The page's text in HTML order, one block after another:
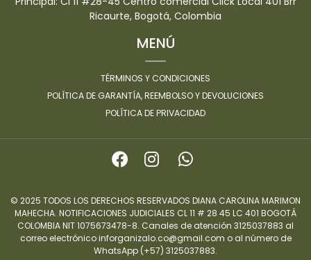
Ricaurte, Bogotá, Colombia
MENÚ
TÉRMINOS Y CONDICIONES
POLÍTICA DE GARANTÍA, REEMBOLSO Y DEVOLUCIONES
POLÍTICA DE PRIVACIDAD
© 2025 TODOS LOS DERECHOS RESERVADOS DIANA CAROLINA MARIMON
MAHECHA. NOTIFICACIONES JUDICIALES CL 11 # 28 45 LC 401 BOGOTÁ
COLOMBIA NIT 1075673478-8. Canales de atención 3125037883 al
correo electrónico inforganizalo.co@gmail.com o al número de
WhatsApp (+57) 3125037883.